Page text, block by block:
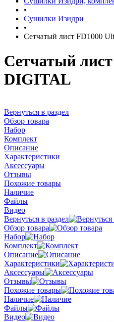
•
Сушилки Изидри
•
Сетчатый лист FD1000
Сетчатый
DIGITAL
Вернуться в раздел
Обзор товара
Набор
Комплект
Описание
Характеристики
Аксессуары
Отзывы
Похожие товары
Наличие
Файлы
Видео
Вернуться в раздел
Обзор товара
Набор
Комплект
Описание
Характеристики
Аксессуары
Отзывы
Похожие товары
Наличие
Файлы
Видео